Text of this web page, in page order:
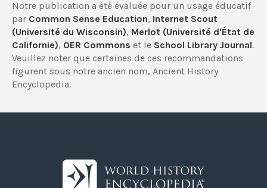
Notre publication a été évaluée pour un usage éducatif
par Common Sense Education, Internet Scout
(Université du Wisconsin), Merlot (Université d'État de
Californie), OER Commons et le School Library Journal.
Veuillez noter que certaines de ces recommandations
figurent sous notre ancien nom, Ancient History
Encyclopedia.